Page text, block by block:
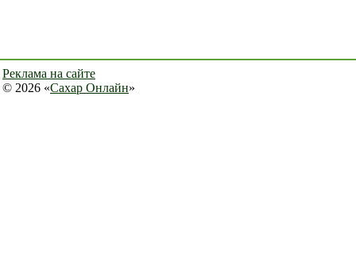
Реклама на сайте
© 2026 «Сахар Онлайн»